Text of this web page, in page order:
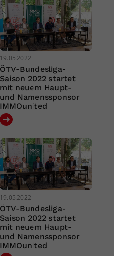
19.05.2022
ÖTV-Bundesliga-
Saison 2022 startet
mit neuem Haupt-
und Namenssponsor
IMMOunited
19.05.2022
ÖTV-Bundesliga-
Saison 2022 startet
mit neuem Haupt-
und Namenssponsor
IMMOunited